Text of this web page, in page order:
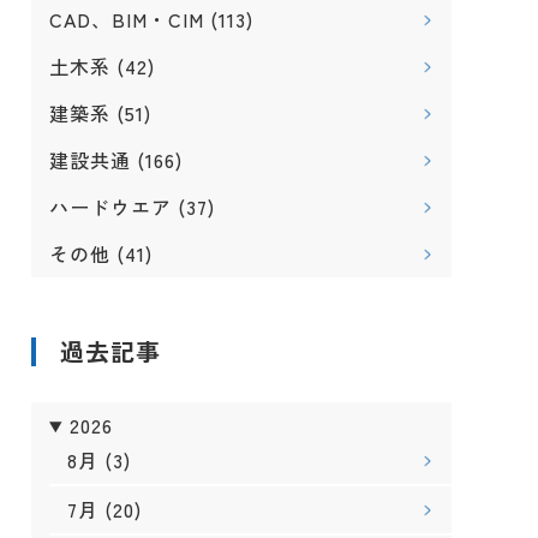
CAD、BIM・CIM (113)
土木系 (42)
建築系 (51)
建設共通 (166)
ハードウエア (37)
その他 (41)
過去記事
2026
8月 (3)
7月 (20)